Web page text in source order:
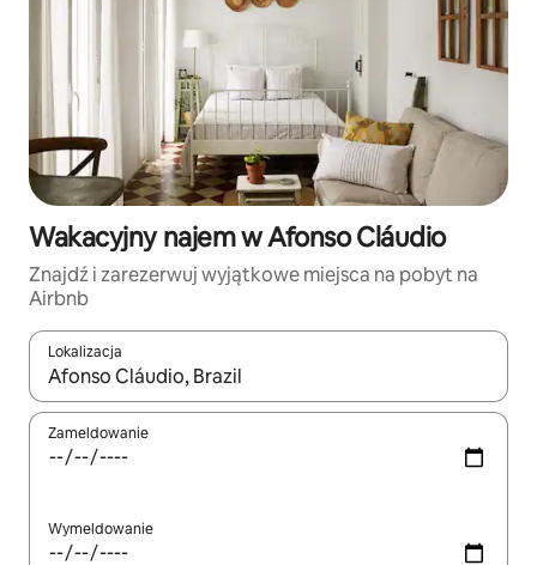
Wakacyjny najem w Afonso Cláudio
Znajdź i zarezerwuj wyjątkowe miejsca na pobyt na
Airbnb
Lokalizacja
Gdy wyniki będą dostępne, możesz poruszać się po nich za
Zameldowanie
Wymeldowanie